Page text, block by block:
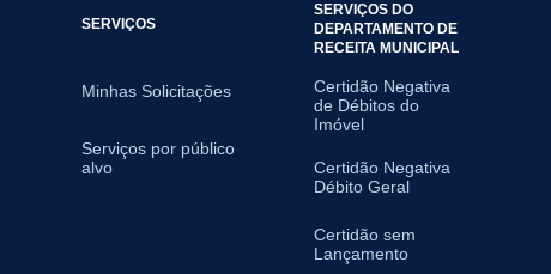
SERVIÇOS
Minhas Solicitações
Serviços por público
alvo
SERVIÇOS DO
DEPARTAMENTO DE
RECEITA MUNICIPAL
Certidão Negativa
de Débitos do
Imóvel
Certidão Negativa
Débito Geral
Certidão sem
Lançamento